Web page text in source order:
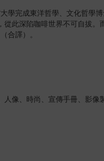
學完成東洋哲學、文化哲學
此深陷咖啡世界不可自拔。
合譯）。
像、時尚、宣傳手冊、影像